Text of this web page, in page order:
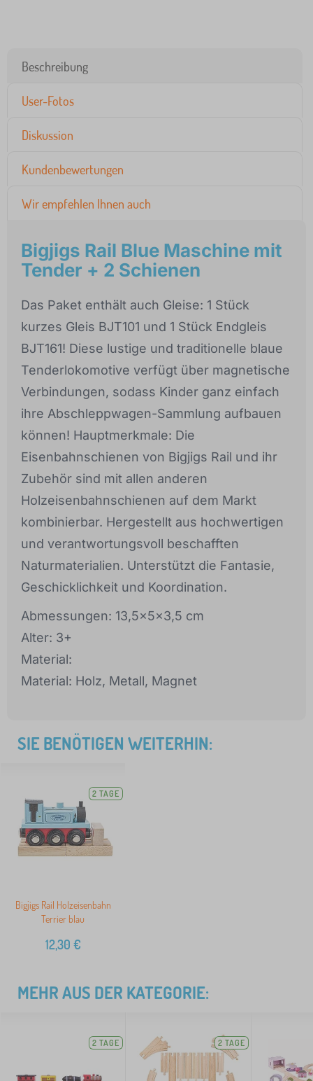
Beschreibung
User-Fotos
Diskussion
Kundenbewertungen
Wir empfehlen Ihnen auch
Bigjigs Rail Blue Maschine mit
Tender + 2 Schienen
Das Paket enthält auch Gleise: 1 Stück
kurzes Gleis BJT101 und 1 Stück Endgleis
BJT161! Diese lustige und traditionelle blaue
Tenderlokomotive verfügt über magnetische
Verbindungen, sodass Kinder ganz einfach
ihre Abschleppwagen-Sammlung aufbauen
können! Hauptmerkmale: Die
Eisenbahnschienen von Bigjigs Rail und ihr
Zubehör sind mit allen anderen
Holzeisenbahnschienen auf dem Markt
kombinierbar. Hergestellt aus hochwertigen
und verantwortungsvoll beschafften
Naturmaterialien. Unterstützt die Fantasie,
Geschicklichkeit und Koordination.
Abmessungen: 13,5x5x3,5 cm
Alter: 3+
Material:
Material: Holz, Metall, Magnet
SIE BENÖTIGEN WEITERHIN:
2 TAGE
Bigjigs Rail Holzeisenbahn
Terrier blau
12,30 €
MEHR AUS DER KATEGORIE:
2 TAGE 2 TAGE